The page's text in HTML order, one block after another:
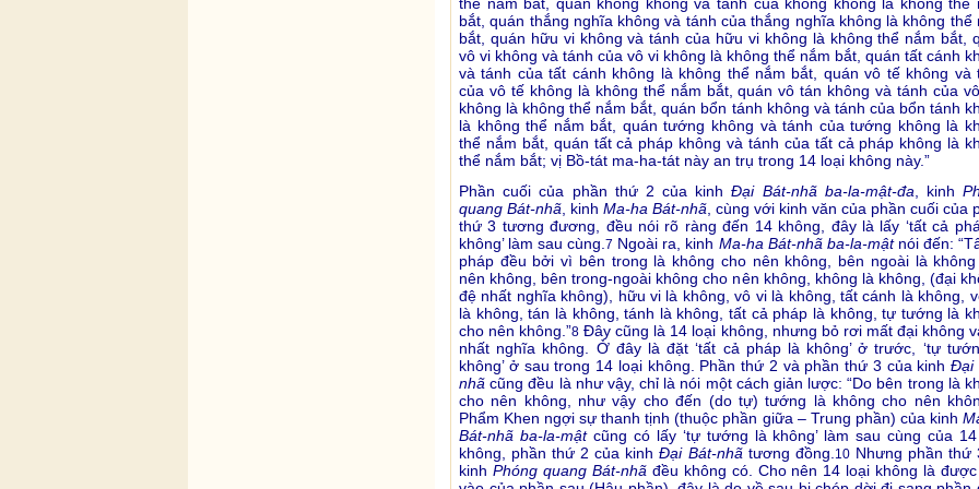
bắt, quán thắng nghĩa không và tánh của thắng nghĩa không là không thể
bắt, quán hữu vi không và tánh của hữu vi không là không thể nắm bắt,
vô vi không và tánh của vô vi không là không thể nắm bắt, quán tất cánh
và tánh của tất cánh không là không thể nắm bắt, quán vô tế không và
của vô tế không là không thể nắm bắt, quán vô tán không và tánh của
không là không thể nắm bắt, quán bổn tánh không và tánh của bổn tánh
là không thể nắm bắt, quán tướng không và tánh của tướng không là
thể nắm bắt, quán tất cả pháp không và tánh của tất cả pháp không là
thể nắm bắt; vị Bồ-tát ma-ha-tát này an trụ trong 14 loại không này.”
Phần cuối của phần thứ 2 của kinhĐại Bát-nhã ba-la-mật-đa , kinh
quang Bát-nhã , kinh Ma-ha Bát-nhã , cùng với kinh văn của phần cuối của
thứ 3 tương đương, đều nói rõ ràng đến 14 không, đây là lấy ‘tất cả
không’ làm sau cùng.7 Ngoài ra, kinh Ma-ha Bát-nhã ba-la-mậtnói đến:
pháp đều bởi vì bên trong là không cho nên không, bên ngoài là
nên không, bên trong-ngoài không cho nên không, không là không, (đại
đệ nhất nghĩa không), hữu vi là không, vô vi là không, tất cánh là không,
là không, tán là không, tánh là không, tất cả pháp là không, tự tướng là
cho nên không.”8 Đây cũng là 14 loại không, nhưng bỏ rơi mất đại không
nhất nghĩa không. Ở đây là đặt ‘tất cả pháp là không’ ở trước, ‘tự
không’ ở sau trong 14 loại không. Phần thứ 2 và phần thứ 3 của kinhĐại
nhã cũng đều là như vậy, chỉ là nói một cách giản lược: “Do bên trong là
cho nên không, như vậy cho đến (do tự) tướng là không cho nên
Phẩm Khen ngợi sự thanh tịnh (thuộc phần giữa – Trung phần) của kinh
Bát-nhã ba-la-mậtcũng có lấy ‘tự tướng là không’ làm sau cùng của
không, phần thứ 2 của kinhĐại Bát-nhãtương đồng. 10Nhưng phần thứ
kinh Phóng quang Bát-nhãđều không có. Cho nên 14 loại không là